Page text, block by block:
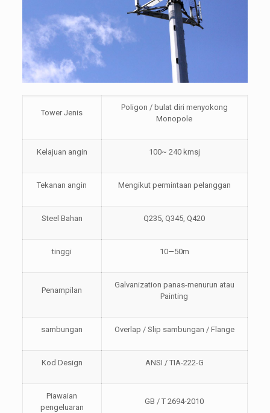
Tower Jenis
Poligon / bulat diri menyokong
Monopole
Kelajuan angin 100~ 240 kmsj
Tekanan angin Mengikut permintaan pelanggan
Steel Bahan Q235, Q345, Q420
tinggi 10—50m
Penampilan
Galvanization panas-menurun atau
Painting
sambungan Overlap / Slip sambungan / Flange
Kod Design ANSI / TIA-222-G
Piawaian
pengeluaran
GB / T 2694-2010